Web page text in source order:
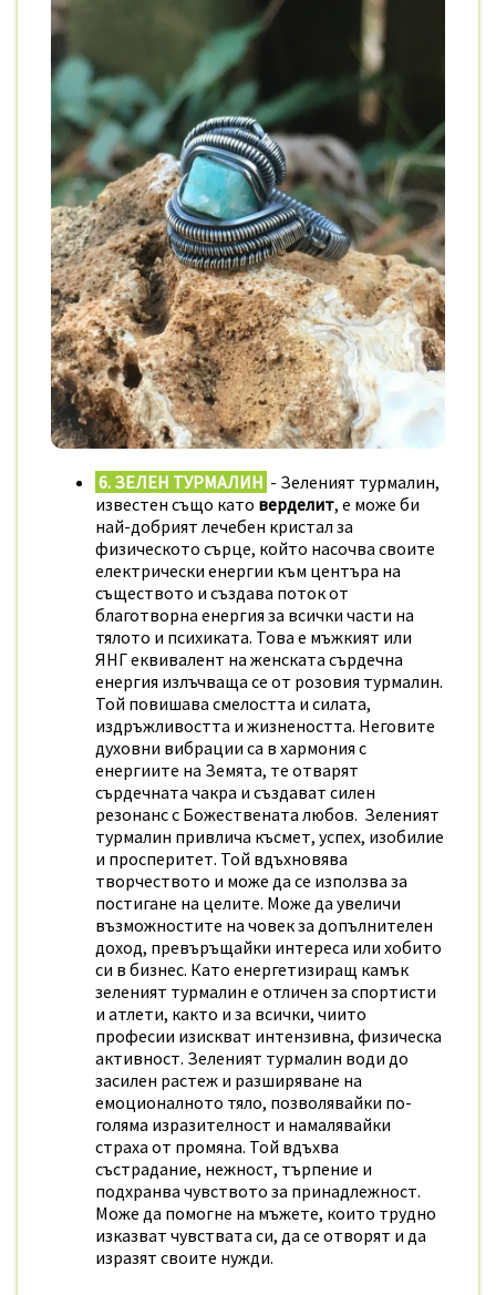
6. ЗЕЛЕН ТУРМАЛИН - Зеленият турмалин,
известен също като верделит, е може би
най-добрият лечебен кристал за
физическото сърце, който насочва своите
електрически енергии към центъра на
съществото и създава поток от
благотворна енергия за всички части на
тялото и психиката. Това е мъжкият или
ЯНГ еквивалент на женската сърдечна
енергия излъчваща се от розовия турмалин.
Той повишава смелостта и силата,
издръжливостта и жизнеността. Неговите
духовни вибрации са в хармония с
енергиите на Земята, те отварят
сърдечната чакра и създават силен
резонанс с Божествената любов. Зеленият
турмалин привлича късмет, успех, изобилие
и просперитет. Той вдъхновява
творчеството и може да се използва за
постигане на целите. Може да увеличи
възможностите на човек за допълнителен
доход, превъръщайки интереса или хобито
си в бизнес. Като енергетизиращ камък
зеленият турмалин е отличен за спортисти
и атлети, както и за всички, чиито
професии изискват интензивна, физическа
активност. Зеленият турмалин води до
засилен растеж и разширяване на
емоционалното тяло, позволявайки по-
голяма изразителност и намалявайки
страха от промяна. Той вдъхва
състрадание, нежност, търпение и
подхранва чувството за принадлежност.
Може да помогне на мъжете, които трудно
изказват чувствата си, да се отворят и да
изразят своите нужди.